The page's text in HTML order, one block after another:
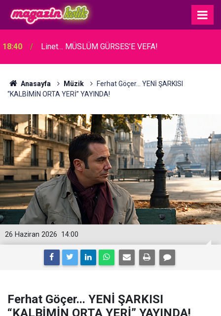
18:40 Linet… MÜSLÜM GÜRSES’E VEFA!
Anasayfa Müzik
Ferhat Göçer... YENİ ŞARKISI
“KALBİMİN ORTA YERİ” YAYINDA!
14:00
26 Haziran 2026
Ferhat Göçer... YENİ ŞARKISI
“KALBİMİN ORTA YERİ” YAYINDA!